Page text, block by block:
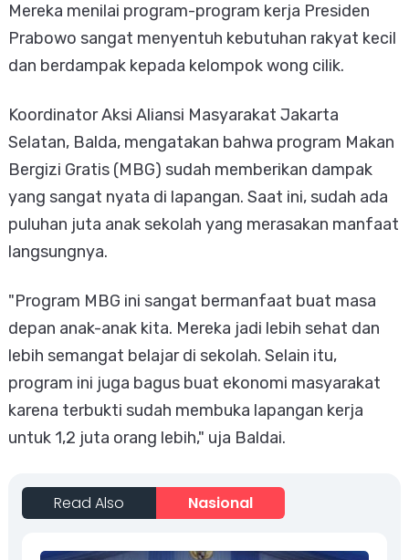
Mereka menilai program-program kerja Presiden
Prabowo sangat menyentuh kebutuhan rakyat kecil
dan berdampak kepada kelompok wong cilik.
​Koordinator Aksi Aliansi Masyarakat Jakarta
Selatan, Balda, mengatakan bahwa program Makan
Bergizi Gratis (MBG) sudah memberikan dampak
yang sangat nyata di lapangan. Saat ini, sudah ada
puluhan juta anak sekolah yang merasakan manfaat
langsungnya.
​"Program MBG ini sangat bermanfaat buat masa
depan anak-anak kita. Mereka jadi lebih sehat dan
lebih semangat belajar di sekolah. Selain itu,
program ini juga bagus buat ekonomi masyarakat
karena terbukti sudah membuka lapangan kerja
untuk 1,2 juta orang lebih," uja Baldai.
Read Also Nasional